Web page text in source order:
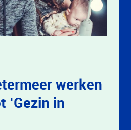
werken
‘Gezin in